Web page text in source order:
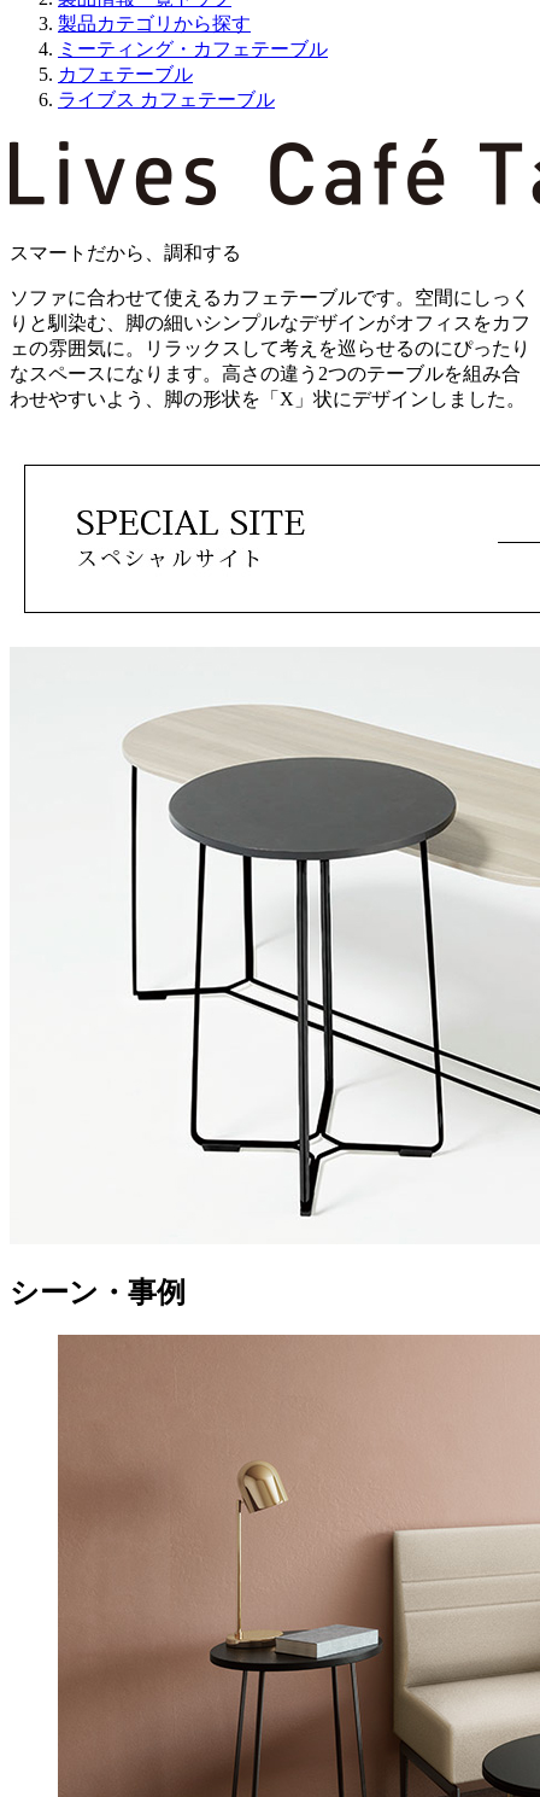
製品カテゴリから探す
ミーティング・カフェテーブル
カフェテーブル
ライブス カフェテーブル
スマートだから、調和する
ソファに合わせて使えるカフェテーブルです。空間にしっく
りと馴染む、脚の細いシンプルなデザインがオフィスをカフ
ェの雰囲気に。リラックスして考えを巡らせるのにぴったり
なスペースになります。高さの違う2つのテーブルを組み合
わせやすいよう、脚の形状を「X」状にデザインしました。
シーン・事例